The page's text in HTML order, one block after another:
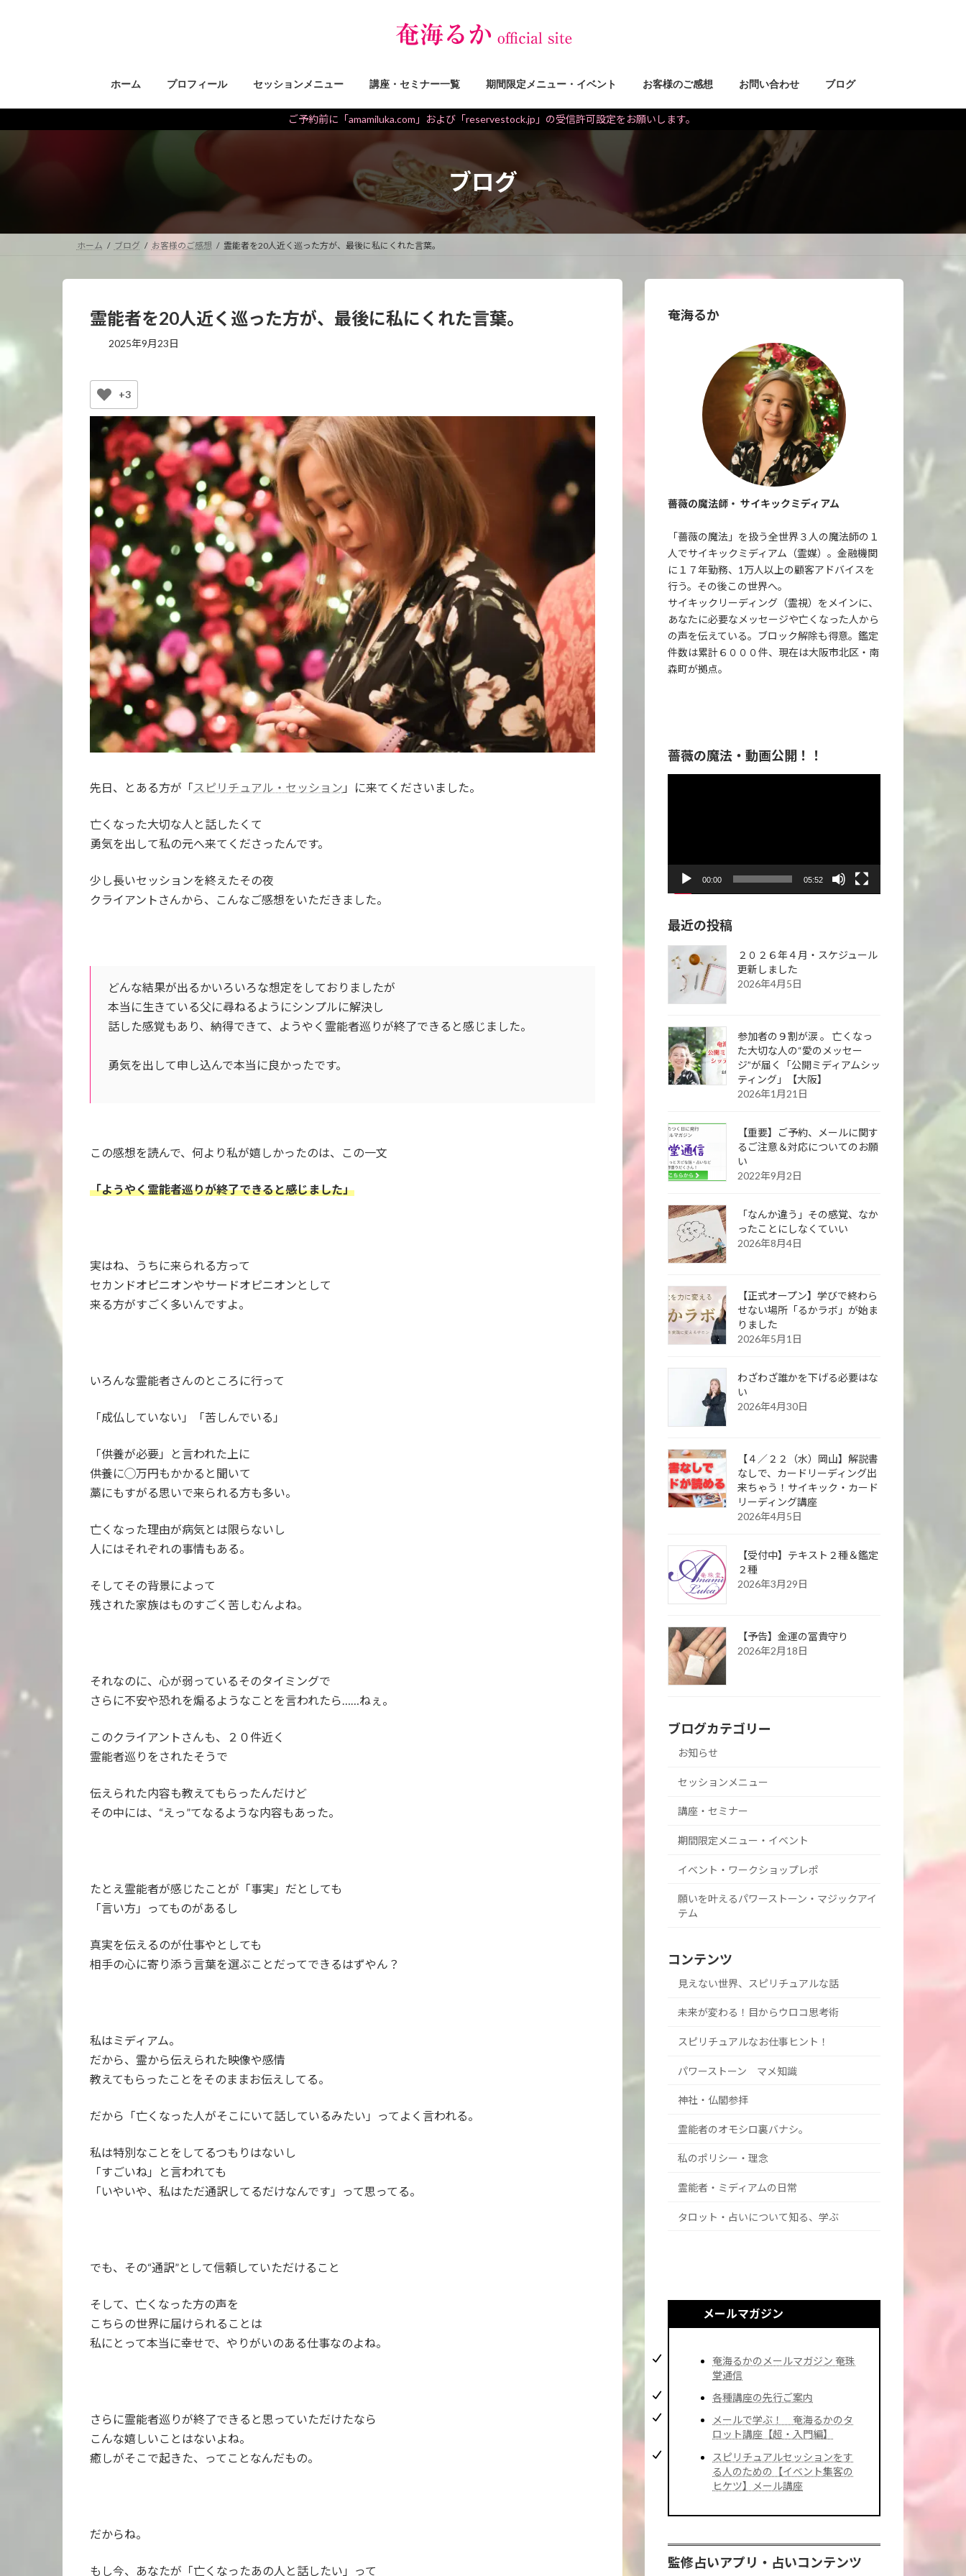
ス
キ
ン
に
ホーム プロフィール セッションメニュー 講座・セミナー一覧 期間限定メニュー・イベント お客様のご感想 お問い合わせ ブログ
ご予約前に「amamiluka.com」および「reservestock.jp」の受信許可設定をお願いします。
ブログ
ホーム ブログ お客様のご感想 霊能者を20人近く巡った方が、最後に私にくれた言葉。
霊能者を20人近く巡った方が、最後に私にくれた言葉。
2025年9月23日
+3
先日、とある方が「スピリチュアル・セッション 」に来てくださいました。
亡くなった大切な人と話したくて
勇気を出して私の元へ来てくださったんです。
少し長いセッションを終えたその夜
クライアントさんから、こんなご感想をいただきました。
どんな結果が出るかいろいろな想定をしておりましたが
本当に生きている父に尋ねるようにシンプルに解決し
話した感覚もあり、納得できて、ようやく霊能者巡りが終了できると感じました。
勇気を出して申し込んで本当に良かったです。
この感想を読んで、何より私が嬉しかったのは、この一文
「ようやく霊能者巡りが終了できると感じました」
実はね、うちに来られる方って
セカンドオピニオンやサードオピニオンとして
来る方がすごく多いんですよ。
いろんな霊能者さんのところに行って
「成仏していない」「苦しんでいる」
「供養が必要」と言われた上に
供養に◯万円もかかると聞いて
藁にもすがる思いで来られる方も多い。
亡くなった理由が病気とは限らないし
人にはそれぞれの事情もある。
そしてその背景によって
残された家族はものすごく苦しむんよね。
それなのに、心が弱っているそのタイミングで
さらに不安や恐れを煽るようなことを言われたら……ねぇ。
このクライアントさんも、２０件近く
霊能者巡りをされたそうで
伝えられた内容も教えてもらったんだけど
その中には、“えっ”てなるような内容もあった。
たとえ霊能者が感じたことが「事実」だとしても
「言い方」ってものがあるし
真実を伝えるのが仕事やとしても
相手の心に寄り添う言葉を選ぶことだってできるはずやん？
私はミディアム。
だから、霊から伝えられた映像や感情
教えてもらったことをそのままお伝えしてる。
だから「亡くなった人がそこにいて話しているみたい」ってよく言われる。
私は特別なことをしてるつもりはないし
「すごいね」と言われても
「いやいや、私はただ通訳してるだけなんです」って思ってる。
でも、その“通訳”として信頼していただけること
そして、亡くなった方の声を
こちらの世界に届けられることは
私にとって本当に幸せで、やりがいのある仕事なのよね。
さらに霊能者巡りが終了できると思っていただけたなら
こんな嬉しいことはないよね。
癒しがそこで起きた、ってことなんだもの。
だからね。
もし今、あなたが「亡くなったあの人と話したい」って
奄海るか
薔薇の魔法師・ サイキックミディアム
「薔薇の魔法」を扱う全世界３人の魔法師の１
人でサイキックミディアム（霊媒）。金融機関
に１７年勤務、1万人以上の顧客アドバイスを
行う。その後この世界へ。
サイキックリーディング（霊視）をメインに、
あなたに必要なメッセージや亡くなった人から
の声を伝えている。ブロック解除も得意。鑑定
件数は累計６０００件、現在は大阪市北区・南
森町が拠点。
薔薇の魔法・動画公開！！
ヤ
00:00 05:52
最近の投稿
２０２６年４月・スケジュール
更新しました
2026年4月5日
参加者の９割が涙 。 亡くなっ
た大切な人の“愛のメッセー
ジ”が届く「公開ミディアムシッ
ティング」【大阪】
2026年1月21日
【重要】ご予約、メールに関す
るご注意＆対応についてのお願
い
2022年9月2日
「なんか違う」その感覚、なか
ったことにしなくていい
2026年8月4日
【正式オープン】学びで終わら
せない場所「るかラボ」が始ま
りました
2026年5月1日
わざわざ誰かを下げる必要はな
い
2026年4月30日
【４／２２（水）岡山】解説書
なしで、カードリーディング出
来ちゃう！サイキック・カード
リーディング講座
2026年4月5日
【受付中】テキスト２種＆鑑定
２種
2026年3月29日
【予告】金運の冨貴守り
2026年2月18日
ブログカテゴリー
お知らせ
セッションメニュー
講座・セミナー
期間限定メニュー・イベント
イベント・ワークショップレポ
願いを叶えるパワーストーン・マジックアイ
テム
コンテンツ
見えない世界、スピリチュアルな話
未来が変わる！目からウロコ思考術
スピリチュアルなお仕事ヒント！
パワーストーン マメ知識
神社・仏閣参拝
霊能者のオモシロ裏バナシ。
私のポリシー・理念
霊能者・ミディアムの日常
タロット・占いについて知る、学ぶ
メールマガジン
奄海るかのメールマガジン 奄珠
堂通信
各種講座の先行ご案内
メールで学ぶ！ 奄海るかのタ
ロット講座【超・入門編】
スピリチュアルセッションをす
る人のための【イベント集客の
ヒケツ】メール講座
監修占いアプリ・占いコンテンツ